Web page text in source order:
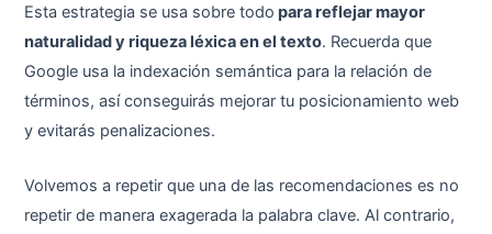
Esta estrategia se usa sobre todo para reflejar mayor
naturalidad y riqueza léxica en el texto. Recuerda que
Google usa la indexación semántica para la relación de
términos, así conseguirás mejorar tu posicionamiento web
y evitarás penalizaciones.
Volvemos a repetir que una de las recomendaciones es no
repetir de manera exagerada la palabra clave. Al contrario,